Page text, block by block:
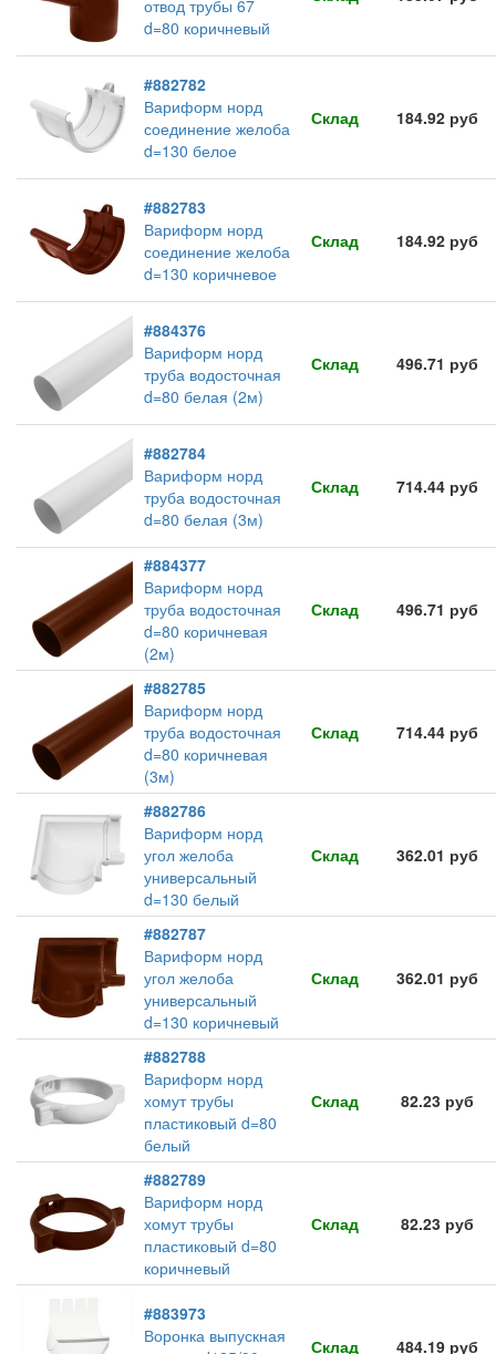
отвод трубы 67
d=80 коричневый
#882782
Вариформ норд
соединение желоба
d=130 белое
Склад 184.92 руб
#882783
Вариформ норд
соединение желоба
d=130 коричневое
Склад 184.92 руб
#884376
Вариформ норд
труба водосточная
d=80 белая (2м)
Склад 496.71 руб
#882784
Вариформ норд
труба водосточная
d=80 белая (3м)
Склад 714.44 руб
#884377
Вариформ норд
труба водосточная
d=80 коричневая
(2м)
Склад 496.71 руб
#882785
Вариформ норд
труба водосточная
d=80 коричневая
(3м)
Склад 714.44 руб
#882786
Вариформ норд
угол желоба
универсальный
d=130 белый
Склад 362.01 руб
#882787
Вариформ норд
угол желоба
универсальный
d=130 коричневый
Склад 362.01 руб
#882788
Вариформ норд
хомут трубы
пластиковый d=80
белый
Склад 82.23 руб
#882789
Вариформ норд
хомут трубы
пластиковый d=80
коричневый
Склад 82.23 руб
#883973
Воронка выпускная
Склад 484.19 руб